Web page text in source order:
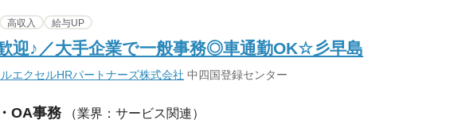
高収入 給与UP
迎♪／大手企業で一般事務◎車通勤OK☆彡早島
エクセルHRパートナーズ株式会社 中四国登録センター
OA事務 （業界：サービス関連）